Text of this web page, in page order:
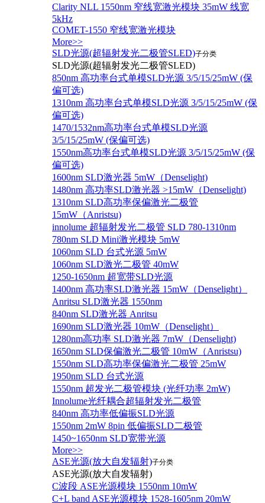
Clarity NLL 1550nm 窄线宽激光模块 35mW 线宽
5kHz
COMET-1550 窄线宽激光模块
More>>
SLD光源(超辐射发光二极管SLED)子分类
SLD光源(超辐射发光二极管SLED)
850nm 高功率台式单模SLD光源 3/5/15/25mW (保
偏可选)
1310nm 高功率台式单模SLD光源 3/5/15/25mW (保
偏可选)
1470/1532nm高功率台式单模SLD光源
3/5/15/25mW (保偏可选)
1550nm高功率台式单模SLD光源 3/5/15/25mW (保
偏可选)
1600nm SLD激光器 5mW（Denselight)
1480nm 高功率SLD激光器 >15mW（Denselight)
1310nm SLD高功率保偏激光二极管
15mW（Anristsu)
innolume 超辐射发光二极管 SLD 780-1310nm
780nm SLD Mini激光模块 5mW
1060nm SLD 台式光源 5mW
1060nm SLD激光二极管 40mW
1250-1650nm 超宽带SLD光源
1400nm 高功率SLD激光器 15mW（Denselight）
Anritsu SLD激光器 1550nm
840nm SLD激光器 Anritsu
1690nm SLD激光器 10mW（Denselight）
1280nm高功率 SLD激光器 7mW（Denselight)
1650nm SLD保偏激光二极管 10mW（Anristsu)
1550nm SLD高功率保偏激光二极管 25mW
1950nm SLD 台式光源
1550nm 超发光二极管模块 (光纤功率 2mW)
Innolume光纤耦合超辐射发光二极管
840nm 高功率低偏振SLD光源
1550nm 2mW 8pin 低偏振SLD二极管
1450~1650nm SLD宽带光源
More>>
ASE光源(放大自发辐射)子分类
ASE光源(放大自发辐射)
C波段 ASE光源模块 1550nm 10mW
C+L band ASE光源模块 1528-1605nm 20mW